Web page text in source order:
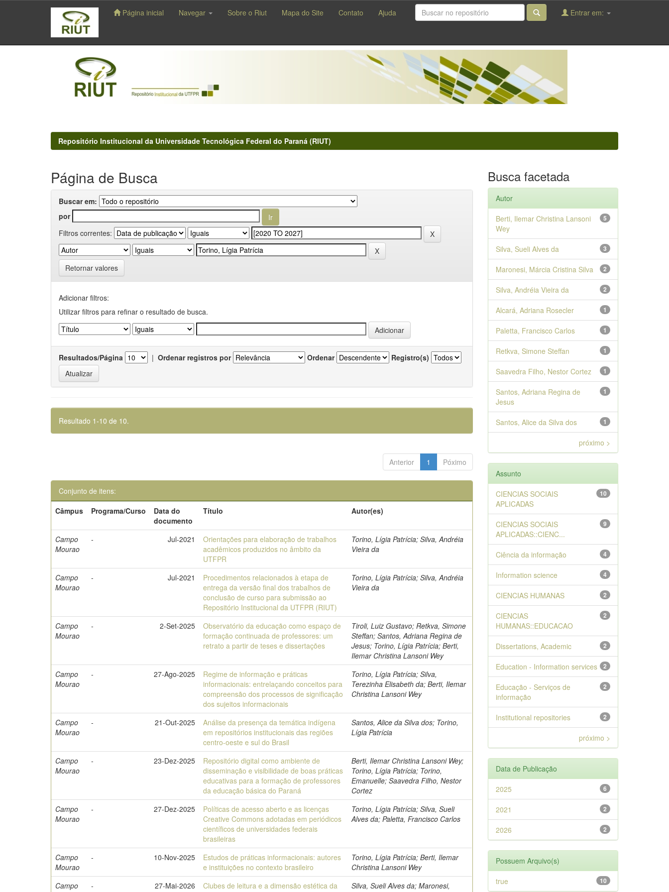
navigation
Página inicial Navegar Sobre o Riut Mapa do Site Contato Ajuda Entrar em:
Repositório Institucional da Universidade Tecnológica Federal do Paraná (RIUT)
Página de Busca
Buscar em:
por
Filtros correntes:
Retornar valores
Adicionar filtros:
Utilizar filtros para refinar o resultado de busca.
Resultados/Página | Ordenar registros por Ordenar Registro(s)
Resultado 1-10 de 10.
Anterior 1 Póximo
Conjunto de itens:
Câmpus
Programa/Curso
Data do
documento
Título Autor(es)
Campo
Mourao
- Jul-2021
Orientações para elaboração de trabalhos
acadêmicos produzidos no âmbito da
UTFPR
Torino, Lígia Patrícia; Silva, Andréia
Vieira da
Campo
Mourao
- Jul-2021
Procedimentos relacionados à etapa de
entrega da versão final dos trabalhos de
conclusão de curso para submissão ao
Repositório Institucional da UTFPR (RIUT)
Torino, Lígia Patrícia; Silva, Andréia
Vieira da
Campo
Mourao
- 2-Set-2025
Observatório da educação como espaço de
formação continuada de professores: um
retrato a partir de teses e dissertações
Tiroli, Luiz Gustavo; Retkva, Simone
Steffan; Santos, Adriana Regina de
Jesus; Torino, Lígia Patrícia; Berti,
Ilemar Christina Lansoni Wey
Campo
Mourao
- 27-Ago-2025
Regime de informação e práticas
informacionais: entrelaçando conceitos para
compreensão dos processos de significação
dos sujeitos informacionais
Torino, Lígia Patrícia; Silva,
Terezinha Elisabeth da; Berti, Ilemar
Christina Lansoni Wey
Campo
Mourao
- 21-Out-2025
Análise da presença da temática indígena
em repositórios institucionais das regiões
centro-oeste e sul do Brasil
Santos, Alice da Silva dos; Torino,
Lígia Patrícia
Campo
Mourao
- 23-Dez-2025
Repositório digital como ambiente de
disseminação e visibilidade de boas práticas
educativas para a formação de professores
da educação básica do Paraná
Berti, Ilemar Christina Lansoni Wey;
Torino, Lígia Patrícia; Torino,
Emanuelle; Saavedra Filho, Nestor
Cortez
Campo
Mourao
- 27-Dez-2025
Políticas de acesso aberto e as licenças
Creative Commons adotadas em periódicos
científicos de universidades federais
brasileiras
Torino, Lígia Patrícia; Silva, Sueli
Alves da; Paletta, Francisco Carlos
Campo
Mourao
- 10-Nov-2025
Estudos de práticas informacionais: autores
e instituições no contexto brasileiro
Torino, Lígia Patrícia; Berti, Ilemar
Christina Lansoni Wey
Campo
- 27-Mai-2026
Clubes de leitura e a dimensão estética da
Silva, Sueli Alves da; Maronesi,
Busca facetada
Autor
5
Berti, Ilemar Christina Lansoni
Wey
3
Silva, Sueli Alves da
2
Maronesi, Márcia Cristina Silva
2
Silva, Andréia Vieira da
1
Alcará, Adriana Rosecler
1
Paletta, Francisco Carlos
1
Retkva, Simone Steffan
1
Saavedra Filho, Nestor Cortez
1
Santos, Adriana Regina de
Jesus
1
Santos, Alice da Silva dos
próximo >
Assunto
10
CIENCIAS SOCIAIS
APLICADAS
9
CIENCIAS SOCIAIS
APLICADAS::CIENC...
4
Ciência da informação
4
Information science
2
CIENCIAS HUMANAS
2
CIENCIAS
HUMANAS::EDUCACAO
2
Dissertations, Academic
2
Education - Information services
2
Educação - Serviços de
informação
2
Institutional repositories
próximo >
Data de Publicação
6
2025
2
2021
2
2026
Possuem Arquivo(s)
10
true